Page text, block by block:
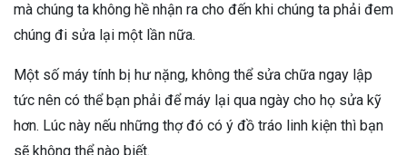
mà chúng ta không hề nhận ra cho đến khi chúng ta phải đem
chúng đi sửa lại một lần nữa.
Một số máy tính bị hư nặng, không thể sửa chữa ngay lập
tức nên có thể bạn phải để máy lại qua ngày cho họ sửa kỹ
hơn. Lúc này nếu những thợ đó có ý đồ tráo linh kiện thì bạn
sẽ không thể nào biết.